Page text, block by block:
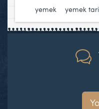
yemek
yemek